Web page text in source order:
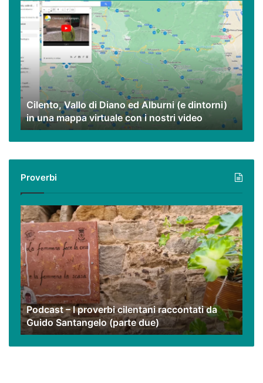
Cilento,
Vallo
di
Diano
ed
Alburni
(e
dintorni)
una
mappa
virtuale
nostri
video
Cilento, Vallo di Diano ed Alburni (e dintorni)
in una mappa virtuale con i nostri video
Proverbi
Podcast
–
I
proverbi
cilentani
raccontati
da
Guido
Santangelo
(parte
due)
Podcast – I proverbi cilentani raccontati da
Guido Santangelo (parte due)